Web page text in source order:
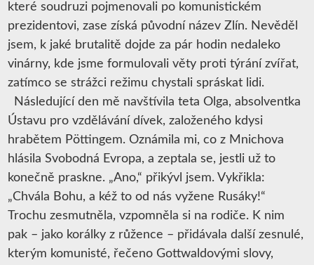
které soudruzi pojmenovali po komunistickém
prezidentovi, zase získá původní název Zlín. Nevěděl
jsem, k jaké brutalitě dojde za pár hodin nedaleko
vinárny, kde jsme formulovali věty proti týrání zvířat,
zatímco se strážci režimu chystali spráskat lidi.
Následující den mě navštívila teta Olga, absolventka
Ústavu pro vzdělávání dívek, založeného kdysi
hrabětem Pöttingem. Oznámila mi, co z Mnichova
hlásila Svobodná Evropa, a zeptala se, jestli už to
konečně praskne. „Ano,“ přikývl jsem. Vykřikla:
„Chvála Bohu, a kéž to od nás vyžene Rusáky!“
Trochu zesmutněla, vzpomněla si na rodiče. K nim
pak – jako korálky z růžence – přidávala další zesnulé,
kterým komunisté, řečeno Gottwaldovými slovy,